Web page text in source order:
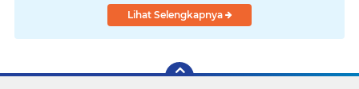
Lihat Selengkapnya